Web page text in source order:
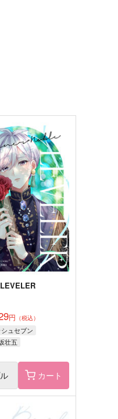
）
壮五
作品詳細
円 （税込）
ュセブン
壮五
カート